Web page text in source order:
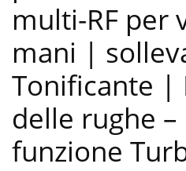
multi-RF per
mani |
Tonificante |
delle rughe –
funzione